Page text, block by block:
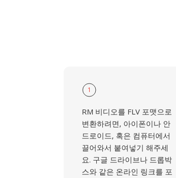
1
RM 비디오를 FLV 포맷으로
변환하려면, 아이폰이나 안
드로이드, 혹은 컴퓨터에서
끌어와서 붙여넣기 해주세
요. 구글 드라이브나 드롭박
스와 같은 온라인 링크를 포